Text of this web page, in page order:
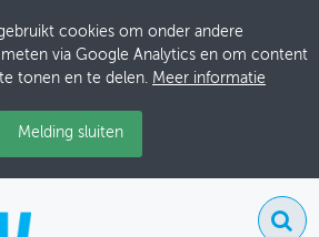
cookies om onder andere
via Google Analytics en om content
tonen en te delen. Meer informatie
Melding sluiten